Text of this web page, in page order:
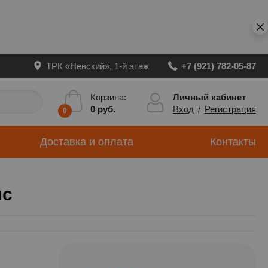
ТРК «Невский», 1-й этаж +7 (921) 782-05-87
0
Корзина:
0 руб.
Личный кабинет
Вход / Регистрация
Доставка и оплата Контакты